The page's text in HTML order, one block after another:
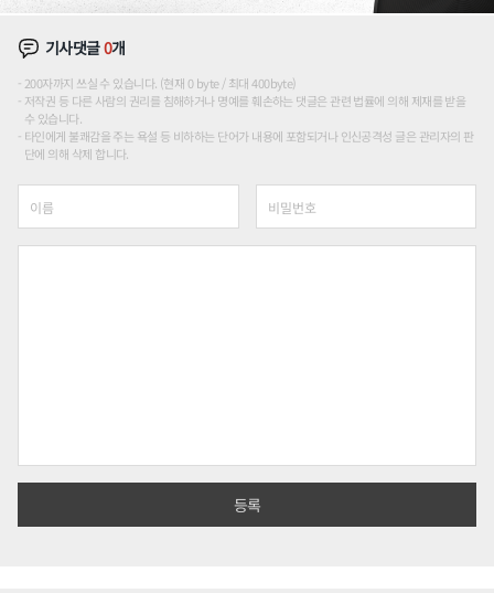
기사댓글0개
200자까지 쓰실 수 있습니다. (현재 0 byte / 최대 400byte)
저작권 등 다른 사람의 권리를 침해하거나 명예를 훼손하는 댓글은 관련 법률에 의해 제재를 받을
수 있습니다.
타인에게 불쾌감을 주는 욕설 등 비하하는 단어가 내용에 포함되거나 인신공격성 글은 관리자의 판
단에 의해 삭제 합니다.